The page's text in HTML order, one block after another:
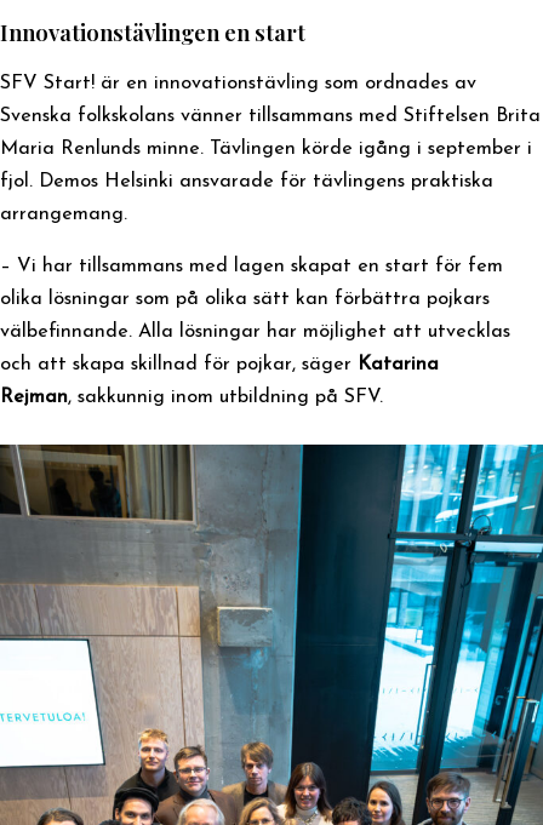
Innovationstävlingen en start
SFV Start! är en innovationstävling som ordnades av
Svenska folkskolans vänner tillsammans med Stiftelsen Brita
Maria Renlunds minne. Tävlingen körde igång i september i
fjol. Demos Helsinki ansvarade för tävlingens praktiska
arrangemang.
– Vi har tillsammans med lagen skapat en start för fem
olika lösningar som på olika sätt kan förbättra pojkars
välbefinnande. Alla lösningar har möjlighet att utvecklas
och att skapa skillnad för pojkar, säger Katarina
Rejman, sakkunnig inom utbildning på SFV.